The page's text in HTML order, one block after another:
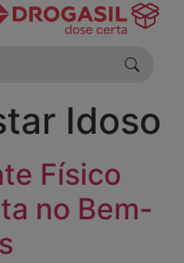
Idoso
Físico
no Bem-